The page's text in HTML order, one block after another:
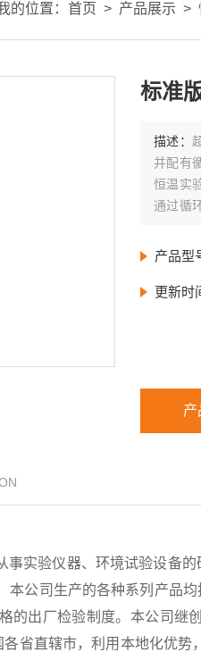
的位置： 首页 > 产品展示 >
标准
描述：
并配有
恒温实
通过循
产品型
更新时
产
事实验仪器、环境试验设备
公司生产的各种系列产品
的出厂检验制度。本公司继
省直辖市，利用本地化优